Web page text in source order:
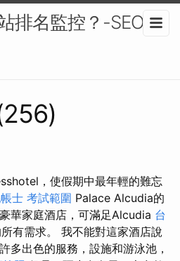
排名監控？-SEO服
，使假期中最年輕的難忘
士 考試範圍 Palace Alcudia的
華家庭酒店，可滿足Alcudia 台
有需求。 我不能對這家酒店說
多出色的服務，設施和游泳池，